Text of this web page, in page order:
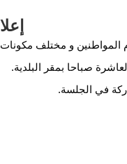
في الجلسة.